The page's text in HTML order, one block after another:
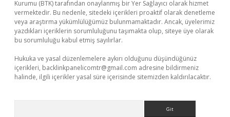
Kurumu (BTK) tarafından onaylanmış bir Yer Sağlayıcı olarak hizmet
vermektedir. Bu nedenle, sitedeki içerikleri proaktif olarak denetleme
veya araştırma yükümlülüğümüz bulunmamaktadır. Ancak, üyelerimiz
yazdıkları içeriklerin sorumluluğunu taşımakta olup, siteye üye olarak
bu sorumluluğu kabul etmiş sayılırlar.
Hukuka ve yasal düzenlemelere aykırı olduğunu düşündüğünüz
içerikleri, backlinkpanelicomtr@gmail.com adresine bildirmeniz
halinde, ilgili içerikler yasal süre içerisinde sitemizden kaldırılacaktır.